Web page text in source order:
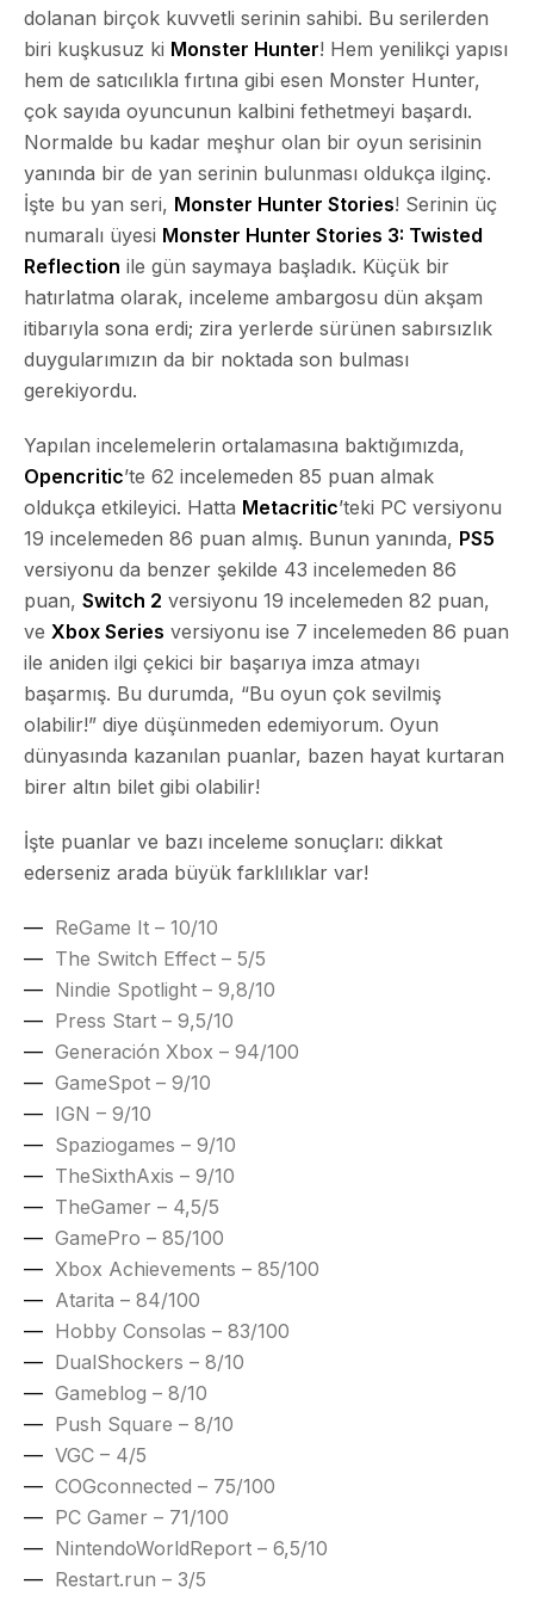
dolanan birçok kuvvetli serinin sahibi. Bu serilerden
biri kuşkusuz ki Monster Hunter! Hem yenilikçi yapısı
hem de satıcılıkla fırtına gibi esen Monster Hunter,
çok sayıda oyuncunun kalbini fethetmeyi başardı.
Normalde bu kadar meşhur olan bir oyun serisinin
yanında bir de yan serinin bulunması oldukça ilginç.
İşte bu yan seri, Monster Hunter Stories! Serinin üç
numaralı üyesi Monster Hunter Stories 3: Twisted
Reflection ile gün saymaya başladık. Küçük bir
hatırlatma olarak, inceleme ambargosu dün akşam
itibarıyla sona erdi; zira yerlerde sürünen sabırsızlık
duygularımızın da bir noktada son bulması
gerekiyordu.
Yapılan incelemelerin ortalamasına baktığımızda,
Opencritic’te 62 incelemeden 85 puan almak
oldukça etkileyici. Hatta Metacritic’teki PC versiyonu
19 incelemeden 86 puan almış. Bunun yanında, PS5
versiyonu da benzer şekilde 43 incelemeden 86
puan, Switch 2 versiyonu 19 incelemeden 82 puan,
ve Xbox Series versiyonu ise 7 incelemeden 86 puan
ile aniden ilgi çekici bir başarıya imza atmayı
başarmış. Bu durumda, “Bu oyun çok sevilmiş
olabilir!” diye düşünmeden edemiyorum. Oyun
dünyasında kazanılan puanlar, bazen hayat kurtaran
birer altın bilet gibi olabilir!
İşte puanlar ve bazı inceleme sonuçları: dikkat
ederseniz arada büyük farklılıklar var!
ReGame It – 10/10
The Switch Effect – 5/5
Nindie Spotlight – 9,8/10
Press Start – 9,5/10
Generación Xbox – 94/100
GameSpot – 9/10
IGN – 9/10
Spaziogames – 9/10
TheSixthAxis – 9/10
TheGamer – 4,5/5
GamePro – 85/100
Xbox Achievements – 85/100
Atarita – 84/100
Hobby Consolas – 83/100
DualShockers – 8/10
Gameblog – 8/10
Push Square – 8/10
VGC – 4/5
COGconnected – 75/100
PC Gamer – 71/100
NintendoWorldReport – 6,5/10
Restart.run – 3/5